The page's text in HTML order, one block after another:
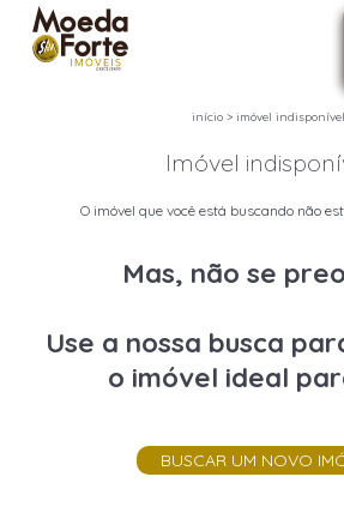
início > imóvel indisponível
Imóvel
O imóvel que você está buscando não
Mas, não se
Use a nossa busca
o imóvel ideal
BUSCAR UM NOVO